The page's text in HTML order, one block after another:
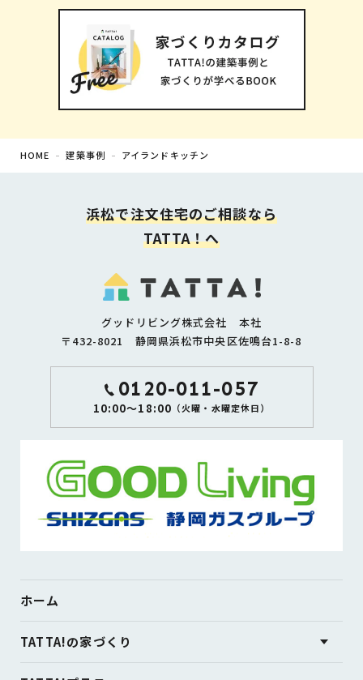
HOME 建築事例 アイランドキッチン
浜松で注文住宅のご相談なら
TATTA！へ
グッドリビング株式会社 本社
〒432-8021 静岡県浜松市中央区佐鳴台1-8-8
0120-011-057
10:00～18:00 （火曜・水曜定休日）
ホーム
TATTA!の家づくり